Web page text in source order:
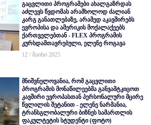
გაცვლითი პროგრამები ახალგაზრდას
აძლევს წვდომას არამხოლოდ ძალიან
კარგ განათლებაზე, არამედ აკავშირებს
ევროპისა და ამერიკის მოქალაქეებს
ქართველებთან - FLEX პროგრამის
კურსდამთავრებული, ელენე როგავა
12 / მაისი 2025
მნიშვნელოვანია, რომ გაცვლითი
პროგრამის მონაწილეებმა განვამტკიცოთ
კავშირი ევროპასთან პერსონალური მცირე
წვლილის შეტანით - ელენე ნარმანია,
ტრანსგლობალური ბიზნეს სამართლის
ფაკულტეტის სტუდენტი (ფოტო)